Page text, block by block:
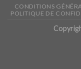
CONDITIONS
POLITIQUE DE